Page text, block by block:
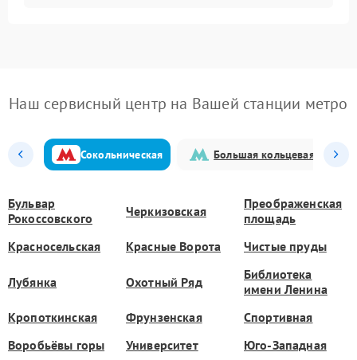
Наш сервисный центр на Вашей станции метро
Сокольническая Большая кольцевая
Бульвар
Рокоссовского
Черкизовская
Преображенская
площадь
Красносельская
Красные Ворота Чистые пруды
Лубянка Охотный Ряд
Библиотека
имени Ленина
Кропоткинская
Фрунзенская
Спортивная
Воробьёвы горы
Университет
Юго-Западная